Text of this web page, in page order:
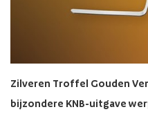
Zilveren Troffel Gouden
bijzondere KNB-uitgave